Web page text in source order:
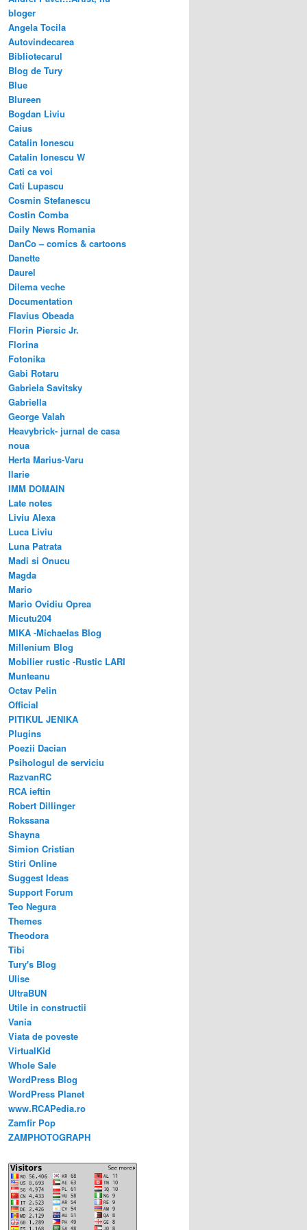
bloger
Angela Tocila
Autovindecarea
Bibliotecarul
Blog de Tury
Blue
Blureen
Bogdan Liviu
Caius
Catalin Ionescu
Catalin Ionescu W
Cati ca voi
Cati Lupascu
Cosmin Stefanescu
Costin Comba
Daily News Romania
DanCo – comics & cartoons
Danette
Daurel
Dilema veche
Documentation
Flavius Obeada
Florin Piersic Jr.
Florina
Fotonika
Gabi Rotaru
Gabriela Savitsky
Gabriella
George Valah
Heavybrick- jurnal de casa
noua
Herta Marius-Varu
Ilarie
IMM DOMAIN
Late notes
Liviu Alexa
Luca Liviu
Luna Patrata
Madi si Onucu
Magda
Mario
Mario Ovidiu Oprea
Micutu204
MIKA -Michaelas Blog
Millenium Blog
Mobilier rustic -Rustic LARI
Munteanu
Octav Pelin
Official
PITIKUL JENIKA
Plugins
Poezii Dacian
Psihologul de serviciu
RazvanRC
RCA ieftin
Robert Dillinger
Rokssana
Shayna
Simion Cristian
Stiri Online
Suggest Ideas
Support Forum
Teo Negura
Themes
Theodora
Tibi
Tury's Blog
Ulise
UltraBUN
Utile in constructii
Vania
Viata de poveste
VirtualKid
Whole Sale
WordPress Blog
WordPress Planet
www.RCAPedia.ro
Zamfir Pop
ZAMPHOTOGRAPH